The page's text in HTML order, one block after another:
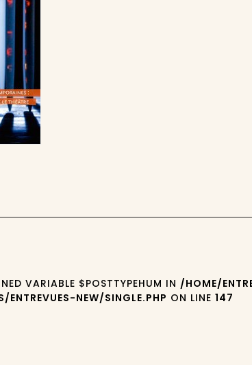
VARIABLE $POSTTYPEHUM IN /HOME/
ENTREVUES-NEW/SINGLE.PHP ON LINE147